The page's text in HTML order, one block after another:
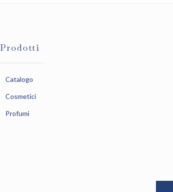
Prodotti
Catalogo
Cosmetici
Profumi